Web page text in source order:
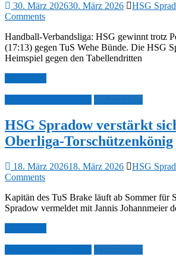
30. März 202630. März 2026 HSG
Comments
Handball-Verbandsliga: HSG gewinnt trotz
(17:13) gegen TuS Wehe Bünde. Die HSG
Heimspiel gegen den Tabellendritten
HSG Spradow verstärkt
Oberliga-Torschützenkönig
18. März 202618. März 2026 HSG
Comments
Kapitän des TuS Brake läuft ab Sommer für
Spradow vermeldet mit Jannis Johannmeier